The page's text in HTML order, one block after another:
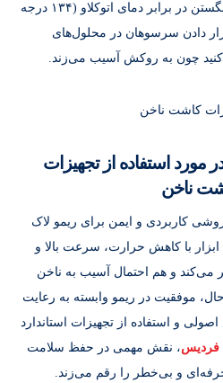
سرسوهان‌های ولکانوم کاربید تنگستن در برابر دمای اتوکلاو (۱۳۴ درجه
دادن سرسوهان در محلول‌های
کنید چون به روکش آسیب می‌زند.
استفاده از تجهیزات
ناخن
کاربردی و ایمن برای ریمو لاک
با کاهش حرارت، سرعت بالا و
می‌کند و هم احتمال آسیب به ناخن
موفقیت در ریمو وابسته به رعایت
و استفاده از تجهیزات استاندارد
فردیس، نقش مهمی در حفظ سلامت
حرفه‌ای و بی‌خطر را رقم می‌زند.